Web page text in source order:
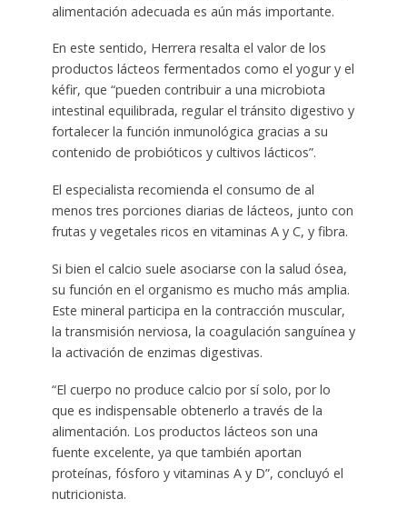
alimentación adecuada es aún más importante.
En este sentido, Herrera resalta el valor de los
productos lácteos fermentados como el yogur y el
kéfir, que “pueden contribuir a una microbiota
intestinal equilibrada, regular el tránsito digestivo y
fortalecer la función inmunológica gracias a su
contenido de probióticos y cultivos lácticos”.
El especialista recomienda el consumo de al
menos tres porciones diarias de lácteos, junto con
frutas y vegetales ricos en vitaminas A y C, y fibra.
Si bien el calcio suele asociarse con la salud ósea,
su función en el organismo es mucho más amplia.
Este mineral participa en la contracción muscular,
la transmisión nerviosa, la coagulación sanguínea y
la activación de enzimas digestivas.
“El cuerpo no produce calcio por sí solo, por lo
que es indispensable obtenerlo a través de la
alimentación. Los productos lácteos son una
fuente excelente, ya que también aportan
proteínas, fósforo y vitaminas A y D”, concluyó el
nutricionista.